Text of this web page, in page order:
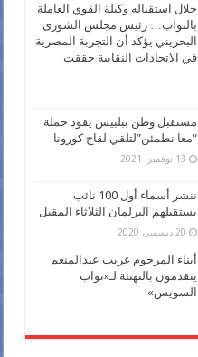
خلال استقباله وكيلة القوي العاملة
بالنواب… رئيس مجلس الشورى
البحريني يؤكد أن التجربة المصرية
في الاتحادات النقابية حققت
مستقبل وطن ببلبيس يقود حملة
“معا نطمئن”لتلقي لقاح كورونا
13 نوفمبر، 2021
ننشر أسماء أول 100 نائب
يستقبلهم البرلمان الثلاثاء المقبل
20 ديسمبر، 2020
أبناء المرحوم غريب عبدالمنعم
يتقدمون بالتهنئة لـ«نواب
السويس»